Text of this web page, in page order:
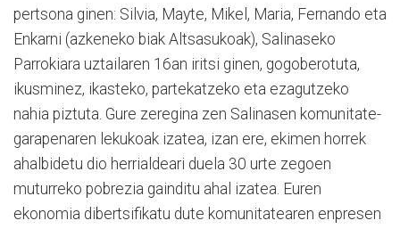
pertsona ginen: Silvia, Mayte, Mikel, Maria, Fernando eta
Enkarni (azkeneko biak Altsasukoak), Salinaseko
Parrokiara uztailaren 16an iritsi ginen, gogoberotuta,
ikusminez, ikasteko, partekatzeko eta ezagutzeko
nahia piztuta. Gure zeregina zen Salinasen komunitate-
garapenaren lekukoak izatea, izan ere, ekimen horrek
ahalbidetu dio herrialdeari duela 30 urte zegoen
muturreko pobrezia gainditu ahal izatea. Euren
ekonomia dibertsifikatu dute komunitatearen enpresen